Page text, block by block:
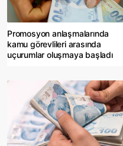
Promosyon anlaşmalarında
kamu görevlileri arasında
uçurumlar oluşmaya başladı